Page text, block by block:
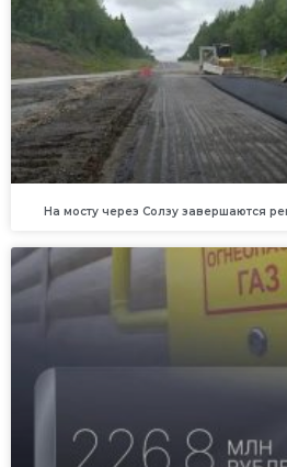
На мосту через Солзу завершаются